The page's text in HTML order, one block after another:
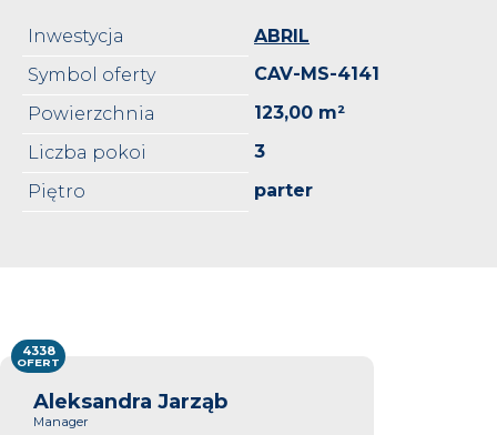
Inwestycja
ABRIL
Symbol oferty
CAV-MS-4141
Powierzchnia
123,00 m²
Liczba pokoi
3
Piętro
parter
Aleksandra Jarząb
Manager
4338
OFERT